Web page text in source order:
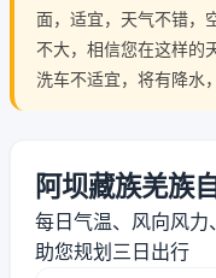
面，适宜，天气不错，
不大，相信您在这样的
洗车不适宜，将有降水
阿坝藏族羌族
每日气温、风向风力
助您规划三日出行